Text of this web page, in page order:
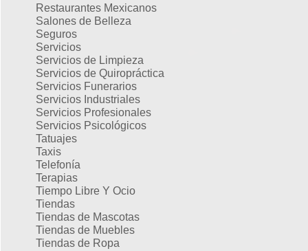
Restaurantes Mexicanos
Salones de Belleza
Seguros
Servicios
Servicios de Limpieza
Servicios de Quiropráctica
Servicios Funerarios
Servicios Industriales
Servicios Profesionales
Servicios Psicológicos
Tatuajes
Taxis
Telefonía
Terapias
Tiempo Libre Y Ocio
Tiendas
Tiendas de Mascotas
Tiendas de Muebles
Tiendas de Ropa